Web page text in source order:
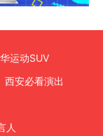
运动SUV
西安必看演出
人